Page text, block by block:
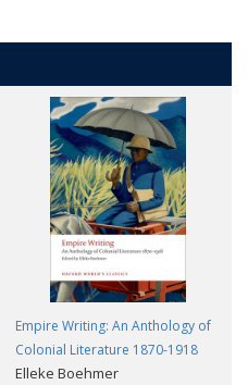
Empire Writing: An Anthology of
Colonial Literature 1870-1918
Elleke Boehmer